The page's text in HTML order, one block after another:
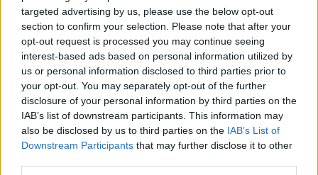
targeted advertising by us, please use the below opt-out
section to confirm your selection. Please note that after your
opt-out request is processed you may continue seeing
interest-based ads based on personal information utilized by
us or personal information disclosed to third parties prior to
your opt-out. You may separately opt-out of the further
disclosure of your personal information by third parties on the
IAB’s list of downstream participants. This information may
also be disclosed by us to third parties on the IAB’s List of
Downstream Participants that may further disclose it to other
áttörés még nem az FK-nak
(videóval)
Nőileg
B. Máthé Zsuzsa: Az élet
„doktoriját” végeztem el az
epilepsziámmal